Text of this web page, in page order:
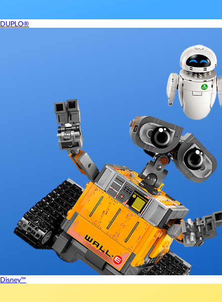
DUPLO®
Disney™